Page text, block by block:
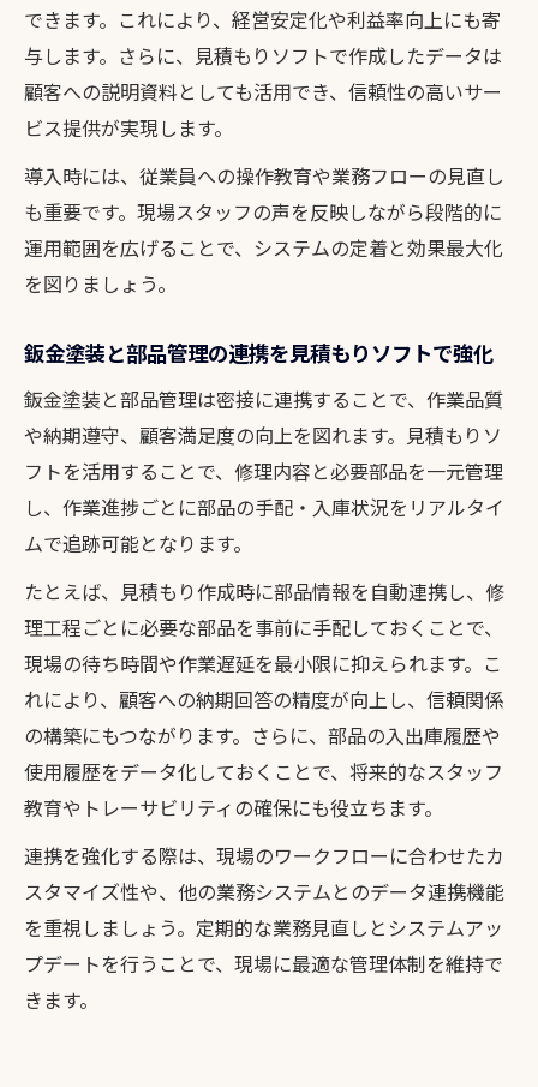
できます。これにより、経営安定化や利益率向上にも寄
与します。さらに、見積もりソフトで作成したデータは
顧客への説明資料としても活用でき、信頼性の高いサー
ビス提供が実現します。
導入時には、従業員への操作教育や業務フローの見直し
も重要です。現場スタッフの声を反映しながら段階的に
運用範囲を広げることで、システムの定着と効果最大化
を図りましょう。
鈑金塗装と部品管理の連携を見積もりソフトで強化
鈑金塗装と部品管理は密接に連携することで、作業品質
や納期遵守、顧客満足度の向上を図れます。見積もりソ
フトを活用することで、修理内容と必要部品を一元管理
し、作業進捗ごとに部品の手配・入庫状況をリアルタイ
ムで追跡可能となります。
たとえば、見積もり作成時に部品情報を自動連携し、修
理工程ごとに必要な部品を事前に手配しておくことで、
現場の待ち時間や作業遅延を最小限に抑えられます。こ
れにより、顧客への納期回答の精度が向上し、信頼関係
の構築にもつながります。さらに、部品の入出庫履歴や
使用履歴をデータ化しておくことで、将来的なスタッフ
教育やトレーサビリティの確保にも役立ちます。
連携を強化する際は、現場のワークフローに合わせたカ
スタマイズ性や、他の業務システムとのデータ連携機能
を重視しましょう。定期的な業務見直しとシステムアッ
プデートを行うことで、現場に最適な管理体制を維持で
きます。